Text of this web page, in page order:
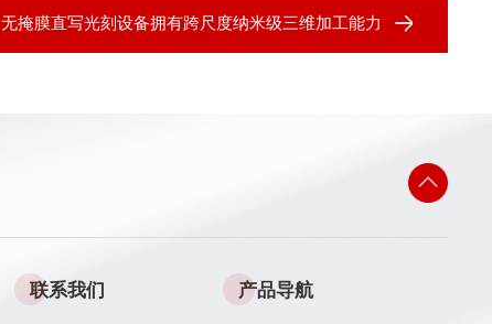
无掩膜直写光刻设备拥有跨尺度纳米级三维加工能力
联系我们 产品导航